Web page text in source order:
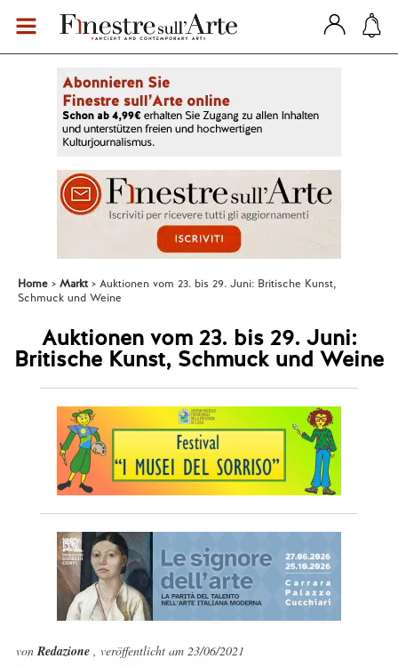
Home Markt
Auktionen vom 23. bis 29. Juni: Britische Kunst,
Schmuck und Weine
Auktionen vom 23. bis 29. Juni:
Britische Kunst, Schmuck und Weine
vonRedazione , veröffentlicht am 23/06/2021